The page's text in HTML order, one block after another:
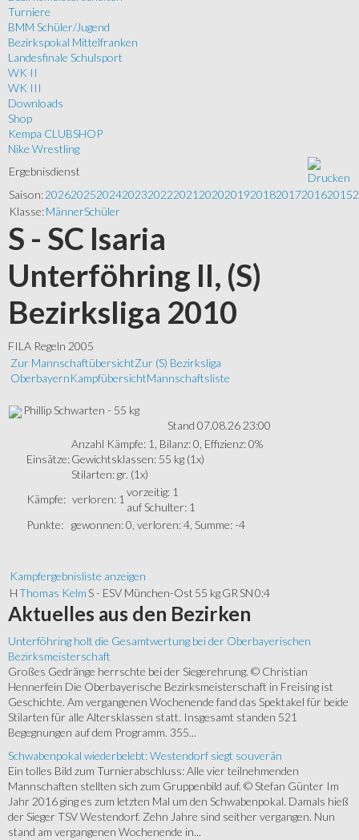
Turniere
BMM Schüler/Jugend
Bezirkspokal Mittelfranken
Landesfinale Schulsport
WK II
WK III
Downloads
Shop
Kempa CLUBSHOP
Nike Wrestling
Ergebnisdienst
Saison:202620252024202320222021 202020192018201720162015
Klasse:MännerSchüler
S - SC Isaria
Unterföhring II, (S)
Bezirksliga 2010
FILA Regeln 2005
Zur MannschaftübersichtZur (S) Bezirksliga
OberbayernKampfübersichtMannschaftsliste
Phillip Schwarten - 55 kg
Stand 07.08.26 23:00
Einsätze:
Anzahl Kämpfe: 1, Bilanz: 0, Effizienz: 0%
Gewichtsklassen: 55 kg (1x)
Stilarten: gr. (1x)
Kämpfe: verloren: 1
vorzeitig: 1
auf Schulter: 1
Punkte: gewonnen: 0, verloren: 4, Summe: -4
Kampfergebnisliste anzeigen
HThomas Kelm S - ESV München-Ost 55 kgGR SN0:4
Aktuelles aus den Bezirken
Unterföhring holt die Gesamtwertung bei der Oberbayerischen
Bezirksmeisterschaft
Großes Gedränge herrschte bei der Siegerehrung. © Christian
Hennerfein Die Oberbayerische Bezirksmeisterschaft in Freising ist
Geschichte. Am vergangenen Wochenende fand das Spektakel für beide
Stilarten für alle Altersklassen statt. Insgesamt standen 521
Begegnungen auf dem Programm. 355...
Schwabenpokal wiederbelebt: Westendorf siegt souverän
Ein tolles Bild zum Turnierabschluss: Alle vier teilnehmenden
Mannschaften stellten sich zum Gruppenbild auf. © Stefan Günter Im
Jahr 2016 ging es zum letzten Mal um den Schwabenpokal. Damals hieß
der Sieger TSV Westendorf. Zehn Jahre sind seither vergangen. Nun
stand am vergangenen Wochenende in...